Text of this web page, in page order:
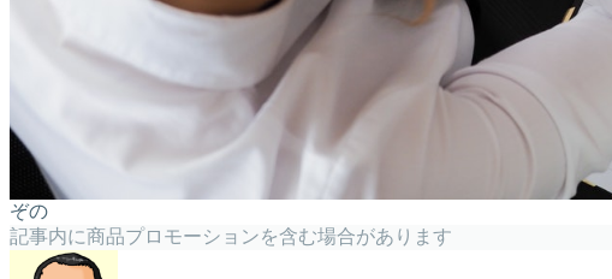
ぞの
記事内に商品プロモーションを含む場合があります